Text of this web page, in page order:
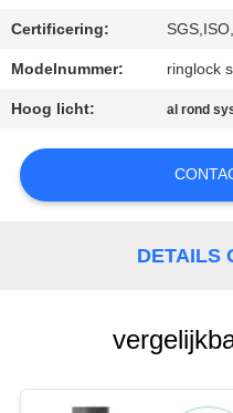
VERZOEK
OM
EEN
CITAAT
SITEMAP
PRIVACY
Certificering:
Modelnummer: ringlock
Hoog licht: al rond
DETAILS